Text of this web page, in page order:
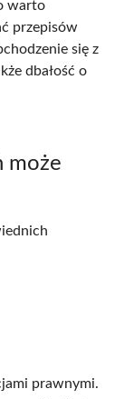
warto
przepisów
się z
dbałość o
może
prawnymi.